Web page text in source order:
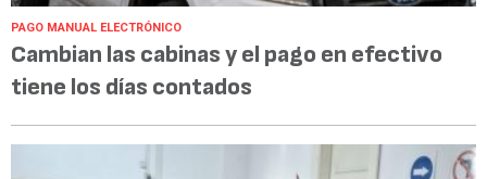
PAGO MANUAL ELECTRÓNICO
Cambian las cabinas y el pago en efectivo
tiene los días contados